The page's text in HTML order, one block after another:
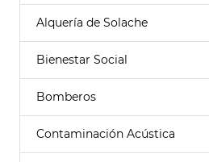
Alquería de Solache
Bienestar Social
Bomberos
Contaminación Acústica